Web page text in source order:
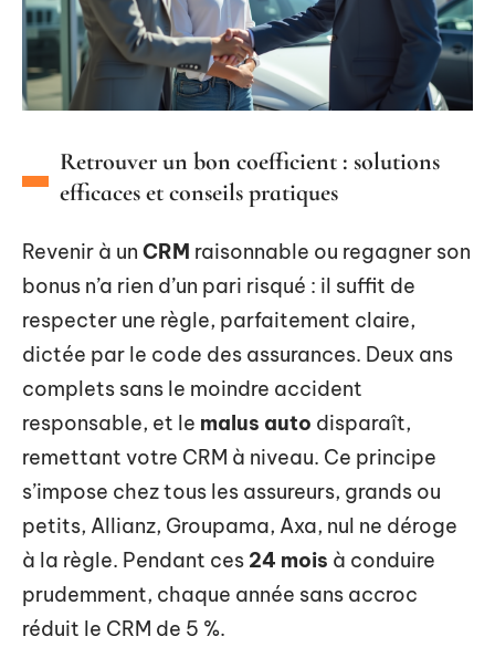
Retrouver un bon coefficient : solutions
efficaces et conseils pratiques
Revenir à un CRM raisonnable ou regagner son
bonus n’a rien d’un pari risqué : il suffit de
respecter une règle, parfaitement claire,
dictée par le code des assurances. Deux ans
complets sans le moindre accident
responsable, et le malus auto disparaît,
remettant votre CRM à niveau. Ce principe
s’impose chez tous les assureurs, grands ou
petits, Allianz, Groupama, Axa, nul ne déroge
à la règle. Pendant ces 24 mois à conduire
prudemment, chaque année sans accroc
réduit le CRM de 5 %.